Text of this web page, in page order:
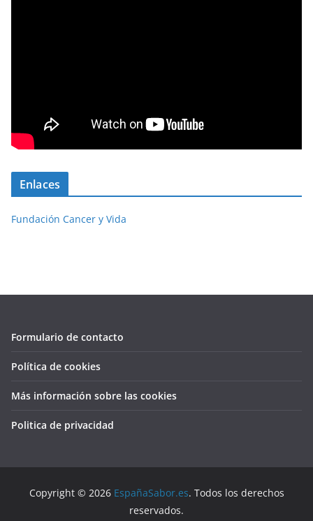
Enlaces
Fundación Cancer y Vida
Formulario de contacto
Política de cookies
Más información sobre las cookies
Politica de privacidad
Copyright © 2026 EspañaSabor.es. Todos los derechos
reservados.